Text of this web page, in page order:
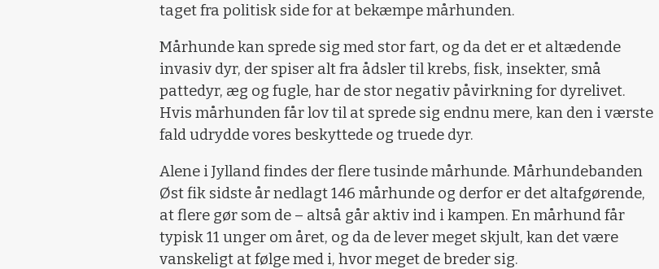
taget fra politisk side for at bekæmpe mårhunden.
Mårhunde kan sprede sig med stor fart, og da det er et altædende
invasiv dyr, der spiser alt fra ådsler til krebs, fisk, insekter, små
pattedyr, æg og fugle, har de stor negativ påvirkning for dyrelivet.
Hvis mårhunden får lov til at sprede sig endnu mere, kan den i værste
fald udrydde vores beskyttede og truede dyr.
Alene i Jylland findes der flere tusinde mårhunde. Mårhundebanden
Øst fik sidste år nedlagt 146 mårhunde og derfor er det altafgørende,
at flere gør som de – altså går aktiv ind i kampen. En mårhund får
typisk 11 unger om året, og da de lever meget skjult, kan det være
vanskeligt at følge med i, hvor meget de breder sig.